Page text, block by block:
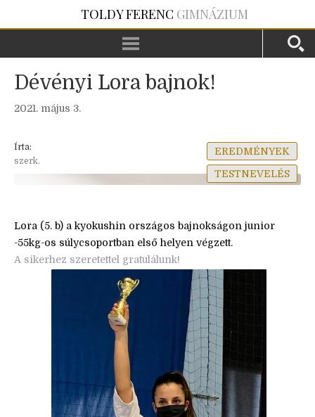
TOLDY FERENC GIMNÁZIUM
Dévényi Lora bajnok!
2021. május 3.
Írta:
szerk.
EREDMÉNYEK
TESTNEVELÉS
Lora (5. b) a kyokushin országos bajnokságon junior
-55kg-os súlycsoportban első helyen végzett.
A sikerhez szeretettel gratulálunk!